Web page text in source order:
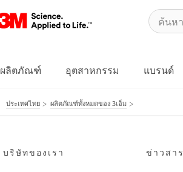
ผลิตภัณฑ์ อุตสาหกรรม แบรนด์
ประเทศไทย ผลิตภัณฑ์ทั้งหมดของ 3เอ็ม
บริษัทของเรา ข่าวสาร